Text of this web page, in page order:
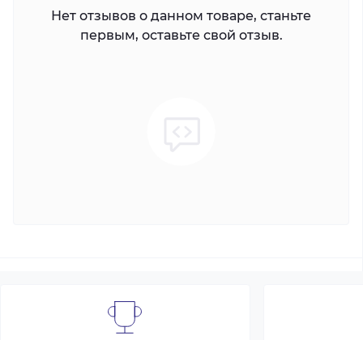
Нет отзывов о данном товаре, станьте
первым, оставьте свой отзыв.